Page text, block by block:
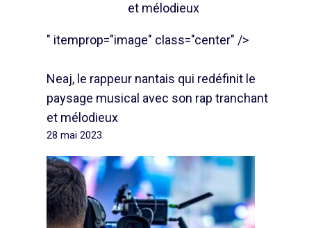
et mélodieux
" itemprop="image" class="center" />
Neaj, le rappeur nantais qui redéfinit le
paysage musical avec son rap tranchant
et mélodieux
28 mai 2023